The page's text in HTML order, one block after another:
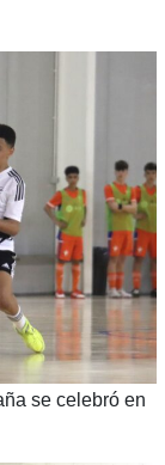
se celebró en